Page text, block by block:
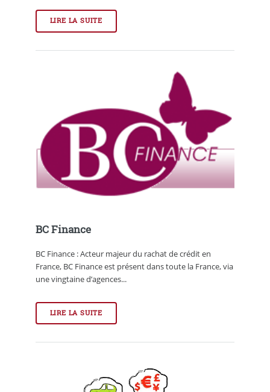
LIRE LA SUITE
BC Finance
BC Finance : Acteur majeur du rachat de crédit en
France, BC Finance est présent dans toute la France, via
une vingtaine d’agences...
LIRE LA SUITE